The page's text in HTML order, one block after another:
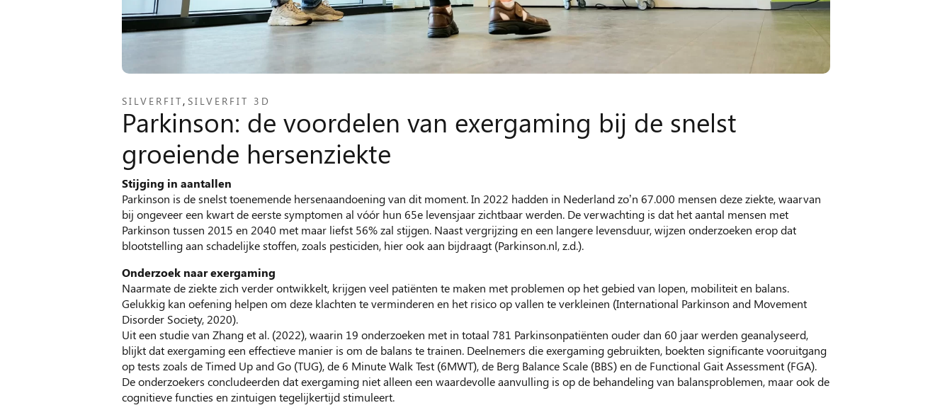
SILVERFIT , SILVERFIT 3D
Parkinson: de voordelen van exergaming bij de snelst
groeiende hersenziekte
Stijging in aantallen
Parkinson is de snelst toenemende hersenaandoening van dit moment. In 2022 hadden in Nederland zo’n 67.000 mensen deze ziekte, waarvan
bij ongeveer een kwart de eerste symptomen al vóór hun 65e levensjaar zichtbaar werden. De verwachting is dat het aantal mensen met
Parkinson tussen 2015 en 2040 met maar liefst 56% zal stijgen. Naast vergrijzing en een langere levensduur, wijzen onderzoeken erop dat
blootstelling aan schadelijke stoffen, zoals pesticiden, hier ook aan bijdraagt (Parkinson.nl, z.d.).
Onderzoek naar exergaming
Naarmate de ziekte zich verder ontwikkelt, krijgen veel patiënten te maken met problemen op het gebied van lopen, mobiliteit en balans.
Gelukkig kan oefening helpen om deze klachten te verminderen en het risico op vallen te verkleinen (International Parkinson and Movement
Disorder Society, 2020).
Uit een studie van Zhang et al. (2022), waarin 19 onderzoeken met in totaal 781 Parkinsonpatiënten ouder dan 60 jaar werden geanalyseerd,
blijkt dat exergaming een effectieve manier is om de balans te trainen. Deelnemers die exergaming gebruikten, boekten significante vooruitgang
op tests zoals de Timed Up and Go (TUG), de 6 Minute Walk Test (6MWT), de Berg Balance Scale (BBS) en de Functional Gait Assessment (FGA).
De onderzoekers concludeerden dat exergaming niet alleen een waardevolle aanvulling is op de behandeling van balansproblemen, maar ook de
cognitieve functies en zintuigen tegelijkertijd stimuleert.